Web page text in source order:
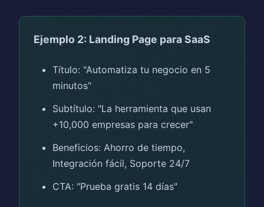
Ejemplo 2: Landing Page para SaaS
Título: "Automatiza tu negocio en 5
minutos"
Subtítulo: "La herramienta que usan
+10,000 empresas para crecer"
Beneficios: Ahorro de tiempo,
Integración fácil, Soporte 24/7
CTA: "Prueba gratis 14 días"